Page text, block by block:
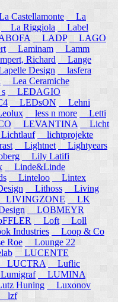
Castellamonte
La
La Riggiola
Label
LADP
LAGO
Laminam
Lamm
Richard
Lange
Design
lasfera
Lea Ceramiche
LEDAGIO
LEDsON
Lehni
less n more
Letti
LEVANTINA
Licht
lichtprojekte
Lightnet
Lightyears
Lily Latifi
Linde&Linde
Linteloo
Lintex
Lithoss
Living
LIVINGZONE
LK
LOBMEYR
Loft
Loll
Industries
Loop & Co
Roe
Lounge 22
LUCENTE
LUCTRA
Luflic
LUMINA
Huning
Luxonov
lzf